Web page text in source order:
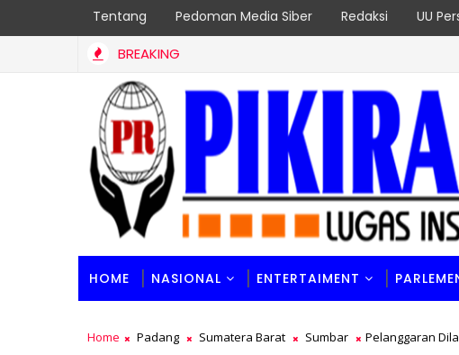
Tentang Pedoman Media Siber Redaksi UU
BREAKING
HOME NASIONAL ENTERTAIMENT
Home Padang Sumatera Barat Sumbar Pelanggaran